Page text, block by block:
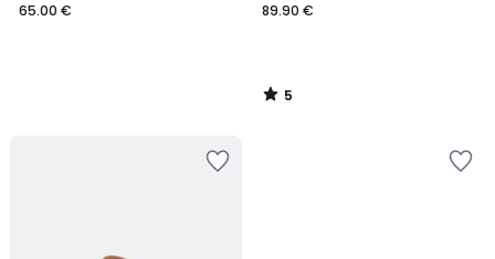
65.00 € 89.90 €
5
/